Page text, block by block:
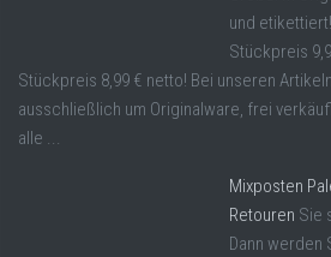
und
Stückpreis
Stückpreis 8,99 € netto! Bei unseren
ausschließlich um Originalware, frei
alle ...
Mixposten
Retouren Sie
Dann werden